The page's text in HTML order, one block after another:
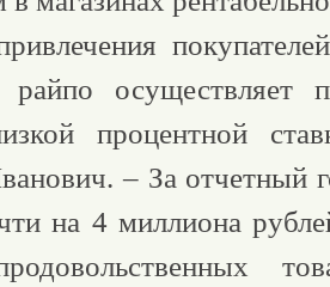
райпо осуществляет
процентной
– За отчетный
на 4 миллиона